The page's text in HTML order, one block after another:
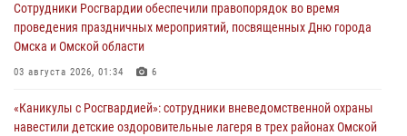
тренировка по управлению беспилотниками (видео)
30 июля 2026, 04:39 2
Росгвардия обеспечила безопасность уникального передвижного
29 июля 2026, 01:49
Сотрудники Росгвардии обеспечили правопорядок во время
проведения праздничных мероприятий, посвященных Дню города
Омска и Омской области
03 августа 2026, 01:34 6
«Каникулы с Росгвардией»: сотрудники вневедомственной охраны
навестили детские оздоровительные лагеря в трех районах Омской